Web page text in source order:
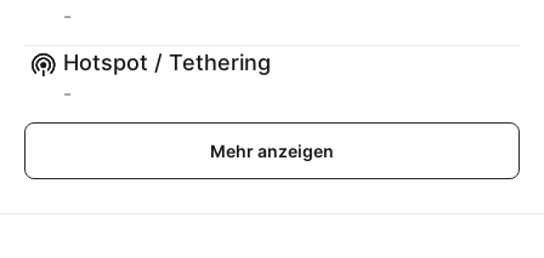
-
Hotspot / Tethering
-
Mehr anzeigen